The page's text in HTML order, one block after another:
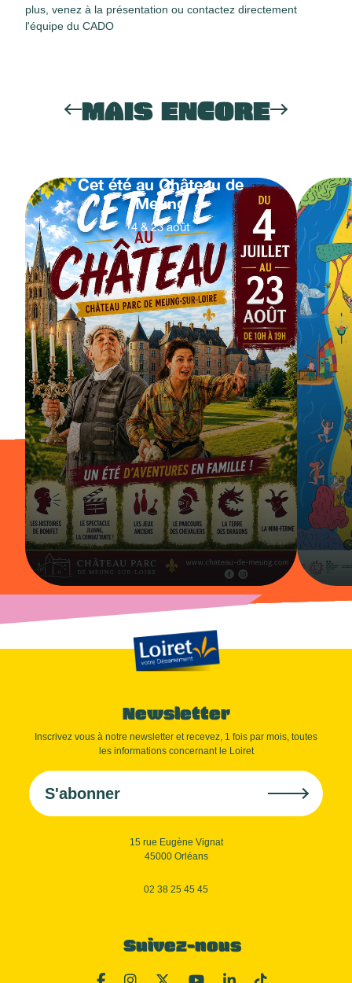
plus, venez à la présentation ou contactez directement
l'équipe du CADO
MAIS ENCORE
Cet été au Château de
Meung
4 & 23 août
Newsletter
Inscrivez vous à notre newsletter et recevez, 1 fois par mois, toutes
les informations concernant le Loiret
S'abonner
15 rue Eugène Vignat
45000 Orléans
02 38 25 45 45
Suivez-nous